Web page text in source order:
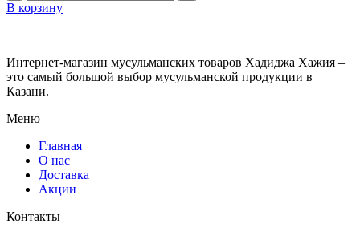
В корзину
Интернет-магазин мусульманских товаров Хадиджа Хажия –
это самый большой выбор мусульманской продукции в
Казани.
Меню
Главная
О нас
Доставка
Акции
Контакты